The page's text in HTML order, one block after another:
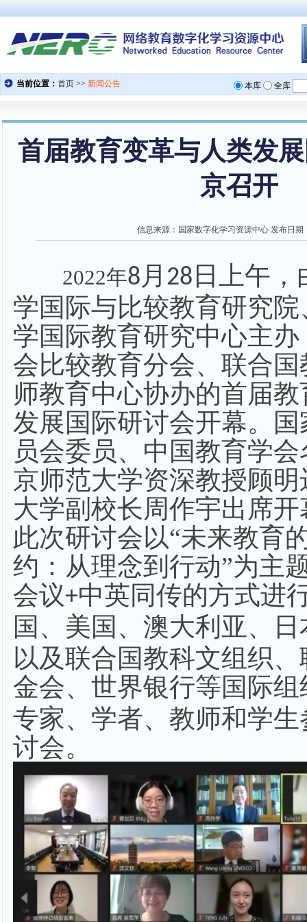
首届教育变革与人类发
京召开
信息来源： 国家数字化学习资源中心 发布日期
2022年8 月 28 日上午
学国际与比较教育研究
学国际教育研究中心主
会比较教育分会、联合
师教育中心协办的首届
发展国际研讨会开幕。
员会委员、中国教育学
京师范大学资深教授顾
大学副校长周作宇出席
此次研讨会以“未来教育
约：从理念到行动”为主
会议+中英同传的方式进
国、美国、澳大利亚、日
以及联合国教科文组织
金会、世界银行等国际组
专家、学者、教师和学
讨会。